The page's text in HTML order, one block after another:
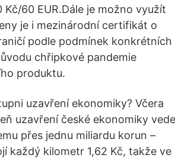
Kč/60 EUR.Dále je možno využít
je i mezinárodní certifikát o
podle podmínek konkrétních
chřipkové pandemie
produktu.
uzavření ekonomiky? Včera
uzavření české ekonomiky
přes jednu miliardu korun –
každý kilometr 1,62 Kč, takže ve